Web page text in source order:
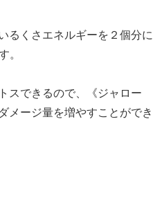
るくさエネルギーを２個分に
スできるので、《ジャロー
メージ量を増やすことができ